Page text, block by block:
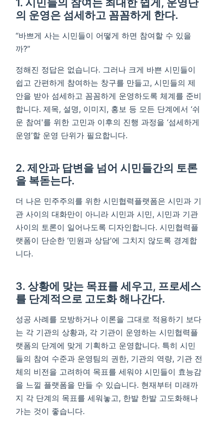
의 운영은 섬세하고 꼼꼼하게 한다.
“바쁘게 사는 시민들이 어떻게 하면 참여할 수 있을
까?”
정해진 정답은 없습니다. 그러나 크게 바쁜 시민들이
쉽고 간편하게 참여하는 창구를 만들고, 시민들의 제
안을 받아 섬세하고 꼼꼼하게 운영하도록 체계를 준비
합니다. 제목, 설명, 이미지, 홍보 등 모든 단계에서 ‘쉬
운 참여'를 위한 고민과 이후의 진행 과정을 ‘섬세하게
운영’할 운영 단위가 필요합니다.
2. 제안과 답변을 넘어 시민들간의 토론
을 복돋는다.
더 나은 민주주의를 위한 시민협력플랫폼은 시민과 기
관 사이의 대화만이 아니라 시민과 시민, 시민과 기관
사이의 토론이 일어나도록 디자인합니다. 시민협력플
랫폼이 단순한 ‘민원과 상담'에 그치지 않도록 경계합
니다.
3. 상황에 맞는 목표를 세우고, 프로세스
를 단계적으로 고도화 해나간다.
성공 사례를 모방하거나 이론을 그대로 적용하기 보다
는 각 기관의 상황과, 각 기관이 운영하는 시민협력플
랫폼의 단계에 맞게 기획하고 운영합니다. 특히 시민
들의 참여 수준과 운영팀의 권한, 기관의 역량, 기관 전
체의 비전을 고려하여 목표를 세워야 시민들이 효능감
을 느낄 플랫폼을 만들 수 있습니다. 현재부터 미래까
지 각 단계의 목표를 세워놓고, 한발 한발 고도화해나
가는 것이 좋습니다.